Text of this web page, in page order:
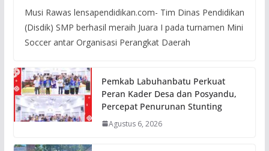
Musi Rawas lensapendidikan.com- Tim Dinas Pendidikan
(Disdik) SMP berhasil meraih Juara I pada turnamen Mini
Soccer antar Organisasi Perangkat Daerah
Pemkab Labuhanbatu Perkuat
Peran Kader Desa dan Posyandu,
Percepat Penurunan Stunting
Agustus 6, 2026